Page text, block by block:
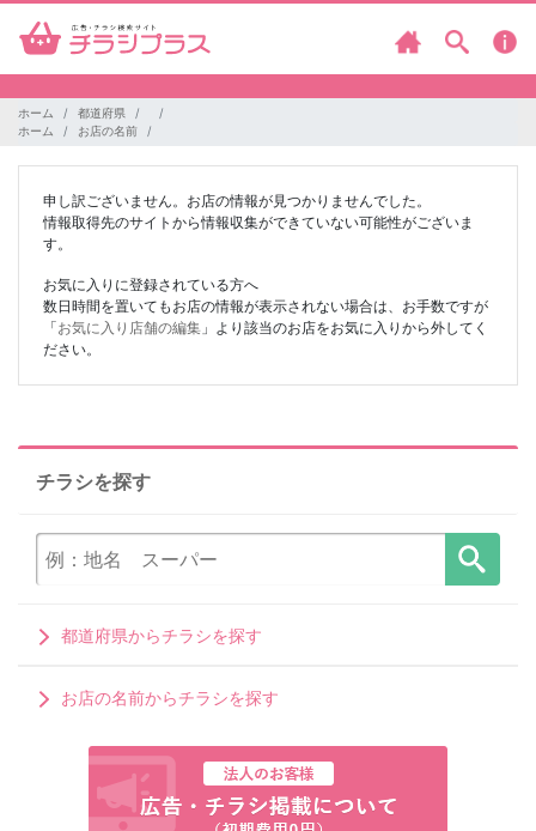
ホーム
都道府県
ホーム
お店の名前
申し訳ございません。お店の情報が見つかりませんでした。
情報取得先のサイトから情報収集ができていない可能性がございま
す。
お気に入りに登録されている方へ
数日時間を置いてもお店の情報が表示されない場合は、お手数ですが
「お気に入り店舗の編集 」より該当のお店をお気に入りから外してく
ださい。
チラシを探す
都道府県からチラシを探す
お店の名前からチラシを探す